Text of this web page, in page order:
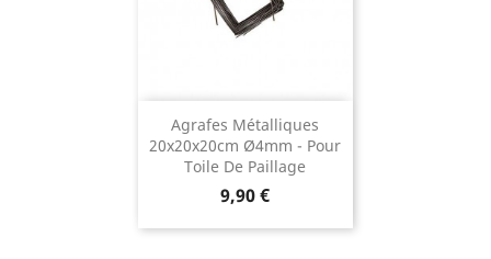
Agrafes Métalliques
20x20x20cm Ø4mm - Pour
Toile De Paillage
Prix
9,90 €